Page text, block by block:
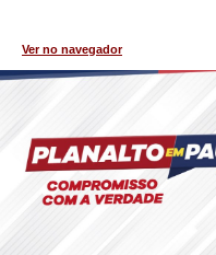
Ver no navegador